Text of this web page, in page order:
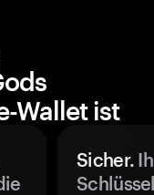
Wallet ist
Sicher.